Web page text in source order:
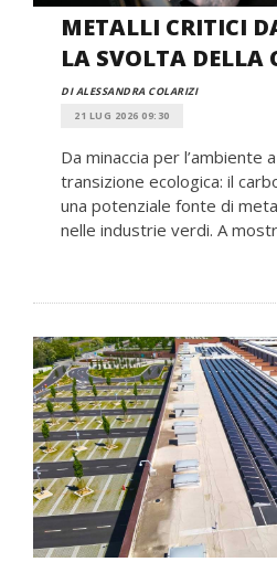
METALLI CRITICI
LA SVOLTA DELLA
DI ALESSANDRA COLARIZI
21 LUG 2026 09:30
Da minaccia per l’ambiente
transizione ecologica: il
una potenziale fonte di
nelle industrie verdi. A